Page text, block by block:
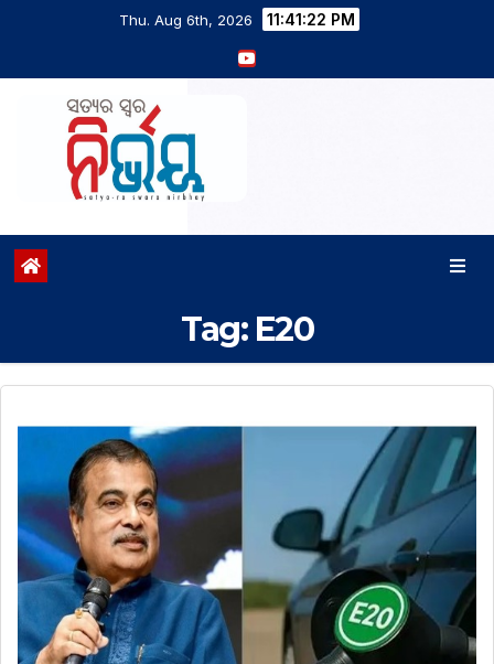
Thu. Aug 6th, 2026 11:41:23 PM
Tag: E20